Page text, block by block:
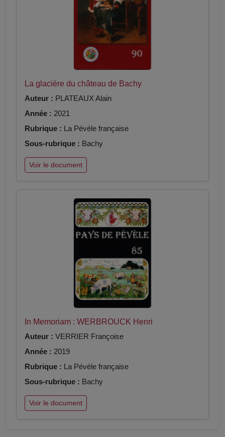
La glacière du château de Bachy
Auteur : PLATEAUX Alain
Année : 2021
Rubrique : La Pévèle française
Sous-rubrique : Bachy
Voir le document
In Memoriam : WERBROUCK Henri
Auteur : VERRIER Françoise
Année : 2019
Rubrique : La Pévèle française
Sous-rubrique : Bachy
Voir le document